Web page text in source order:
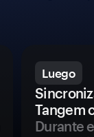
Luego
Tangem
Durante